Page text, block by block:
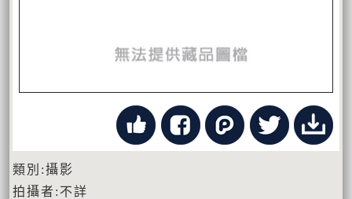
類別:攝影
拍攝者:不詳